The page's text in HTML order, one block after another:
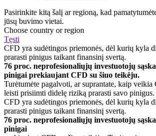
Pasirinkite kitą šalį ar regioną, kad
jūsų buvimo vietai.
Choose country or region
Tęsti
CFD yra sudėtingos priemonės, dėl kurių kyla
prarasti pinigus taikant finansinį svertą.
76 proc. neprofesionaliųjų investuotojų
pinigai prekiaujant CFD su šiuo teikėju.
Turėtumėte pagalvoti, ar suprantate, kaip veikia
leisti prisiimti didelę riziką prarasti savo pinigus.
CFD yra sudėtingos priemonės, dėl kurių kyla
prarasti pinigus taikant finansinį svertą.
76 proc. neprofesionaliųjų investuotojų
pinigai